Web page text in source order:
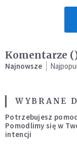
Komentarze (
Najnowsze
WYBRANE
Potrzebujesz
Pomodlimy się w
intencji